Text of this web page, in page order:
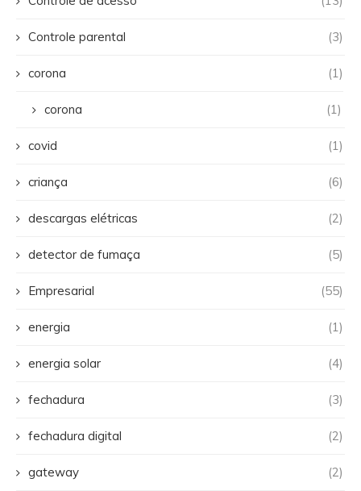
Controle parental (3)
corona (1)
corona (1)
covid (1)
criança (6)
descargas elétricas (2)
detector de fumaça (5)
Empresarial (55)
energia (1)
energia solar (4)
fechadura (3)
fechadura digital (2)
gateway (2)